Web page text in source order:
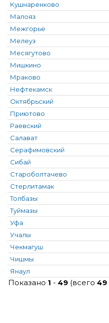
Кушнаренково
Малояз
Межгорье
Мелеуз
Месягутово
Мишкино
Мраково
Нефтекамск
Октябрьский
Приютово
Раевский
Салават
Серафимовский
Сибай
Староболтачево
Стерлитамак
Толбазы
Туймазы
Уфа
Учалы
Чекмагуш
Чишмы
Янаул
Показано 1 - 49 (всего 49